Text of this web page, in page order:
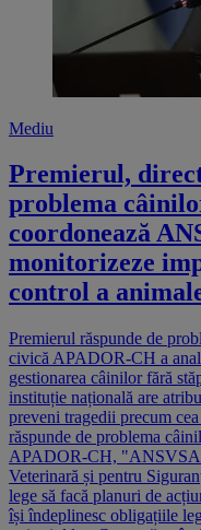
Mediu
Premierul,
problema
coordonează
monitorizeze
control a
Premierul răspunde de
civică APADOR-CH a
gestionarea câinilor fără
instituție națională are
preveni tragedii precum
răspunde de problema
APADOR-CH, "ANSVSA
Veterinară și pentru
lege să facă planuri de
își îndeplinesc obligațiile